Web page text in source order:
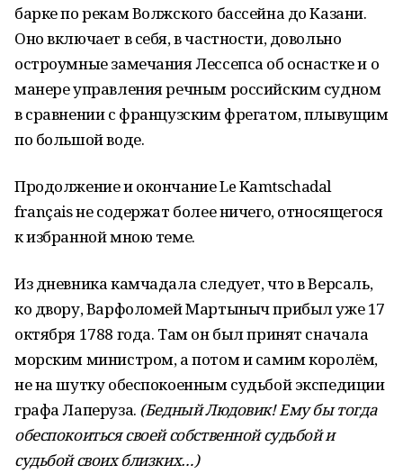
барке по рекам Волжского бассейна до Казани.
Оно включает в себя, в частности, довольно
остроумные замечания Лессепса об оснастке и о
манере управления речным российским судном
в сравнении с французским фрегатом, плывущим
по большой воде.
Продолжение и окончание Le Kamtschadal
français не содержат более ничего, относящегося
к избранной мною теме.
Из дневника камчадала следует, что в Версаль,
ко двору, Варфоломей Мартыныч прибыл уже 17
октября 1788 года. Там он был принят сначала
морским министром, а потом и самим королём,
не на шутку обеспокоенным судьбой экспедиции
графа Лаперуза. (Бедный Людовик! Ему бы тогда
обеспокоиться своей собственной судьбой и
судьбой своих близких…)